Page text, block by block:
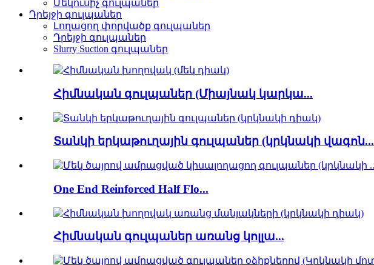
Մեկուսիչ գուլպաներ
Դրեյջի գուլպաներ
Լողացող փորվածք գուլպաներ
Դրեյջի գուլպաներ
Slurry Suction գուլպաներ
Հիմնական գուլպաներ (Միայնակ կարկա...
Տանկի երկաթուղային գուլպաներ (կրկնակի վագոն...
One End Reinforced Half Flo...
Հիմնական գուլպաներ առանց կոլլա...